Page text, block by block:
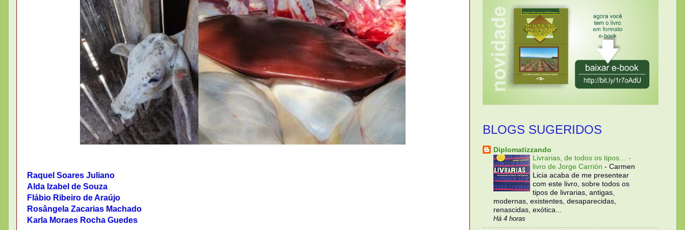
Raquel Soares Juliano
Alda Izabel de Souza
Flábio Ribeiro de Araújo
Rosângela Zacarias Machado
Karla Moraes Rocha Guedes
BLOGS SUGERIDOS
Diplomatizzando
Livrarias, de todos os tipos… -
livro de Jorge Carrión - Carmen
Licia acaba de me presentear
com este livro, sobre todos os
tipos de livrarias, antigas,
modernas, existentes, desaparecidas,
renascidas, exótica...
Há 4 horas